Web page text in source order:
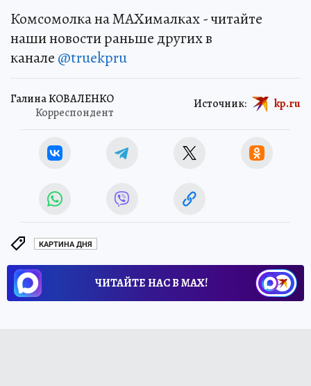
Комсомолка на MAXималках - читайте
наши новости раньше других в
канале @truekpru
Галина КОВАЛЕНКО
Корреспондент
Источник: kp.ru
КАРТИНА ДНЯ
ЧИТАЙТЕ НАС В МАХ!